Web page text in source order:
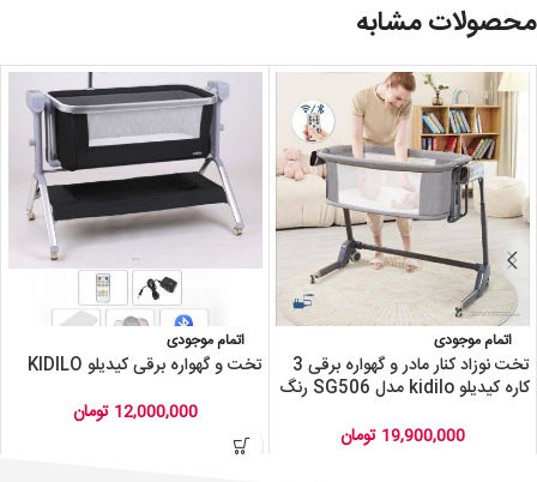
محصولات مشابه
اتمام موجودی
تخت نوزاد کنار مادر و گهواره برقی 3
کاره کیدیلو kidilo مدل SG506 رنگ
19,900,000 تومان
اتمام موجودی
تخت و گهواره برقی کیدیلو KIDILO
12,000,000 تومان